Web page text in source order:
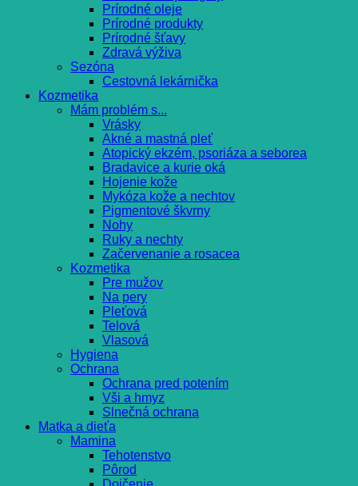
Prírodné oleje
Prírodné produkty
Prírodné šťavy
Zdravá výživa
Sezóna
Cestovná lekárnička
Kozmetika
Mám problém s...
Vrásky
Akné a mastná pleť
Atopický ekzém, psoriáza a seborea
Bradavice a kurie oká
Hojenie kože
Mykóza kože a nechtov
Pigmentové škvrny
Nohy
Ruky a nechty
Začervenanie a rosacea
Kozmetika
Pre mužov
Na pery
Pleťová
Telová
Vlasová
Hygiena
Ochrana
Ochrana pred potením
Vši a hmyz
Slnečná ochrana
Matka a dieťa
Mamina
Tehotenstvo
Pôrod